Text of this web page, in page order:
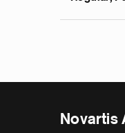
Novartis